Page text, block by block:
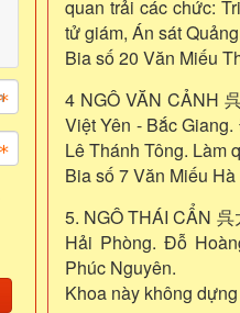
quan trải các chức:
tử giám, Án sát
Bia số 20 Văn Miếu
4 NGÔ VĂN CẢNH
Việt Yên - Bắc
Lê Thánh Tông. Làm
Bia số 7 Văn Miếu
5. NGÔ THÁI CẨN
Hải Phòng. Đỗ
Phúc Nguyên.
Khoa này không